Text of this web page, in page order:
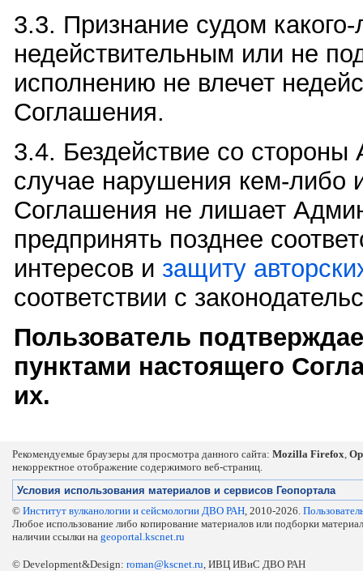
3.3. Признание судом
недействительным или не
исполнению не влечет
Соглашения.
3.4. Бездействие со
случае нарушения кем-либо
Соглашения не лишает
предпринять позднее
интересов и защиту
соответствии с
Пользователь
пунктами настоящего
их.
Рекомендуемые браузеры для просмотра данного сайта: Mozilla Firefox,
некорректное отображение содержимого веб-страниц.
Условия использования материалов и сервисов Геопортала
© Институт вулканологии и сейсмологии ДВО РАН, 2010-2026.
Любое использование либо копирование материалов или подборки
наличии ссылки на geoportal.kscnet.ru
© Development&Design: roman@kscnet.ru, ИВЦ ИВиС ДВО РАН